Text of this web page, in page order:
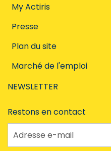
My Actiris
Presse
Plan du site
Marché de l'emploi
NEWSLETTER
Restons en contact
Adresse e-mail